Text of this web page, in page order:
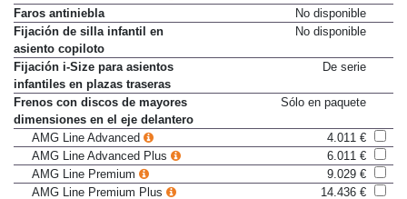
AMG Line Premium Plus
14.436 €
Faros antiniebla
No disponible
Fijación de silla infantil en
asiento copiloto
Fijación i-Size para asientos
infantiles en plazas traseras
Frenos con discos de mayores
dimensiones en el eje delantero
AMG Line Advanced
4.011 €
AMG Line Advanced Plus
6.011 €
AMG Line Premium
9.029 €